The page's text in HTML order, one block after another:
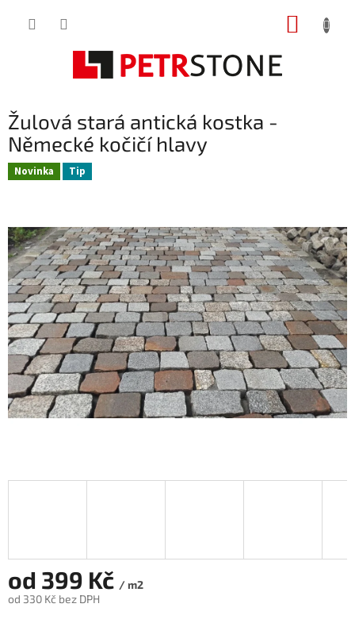
Žulová stará antická kostka -
Německé kočičí hlavy
Novinka Tip
od 399 Kč / m2
od 330 Kč bez DPH